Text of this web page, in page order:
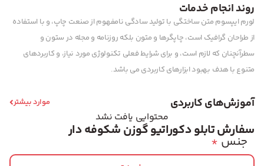
روند انجام خدمات
لورم ایپسوم متن ساختگی با تولید سادگی نامفهوم از صنعت چاپ، و با استفاده
از طراحان گرافیک است، چاپگرها و متون بلکه روزنامه و مجله در ستون و
سطرآنچنان که لازم است، و برای شرایط فعلی تکنولوژی مورد نیاز، و کاربردهای
متنوع با هدف بهبود ابزارهای کاربردی می باشد.
آموزش‌های کاربردی موارد بیشتر
محتوایی یافت نشد
سفارش تابلو دکوراتیو گوزن شکوفه دار
*جنس